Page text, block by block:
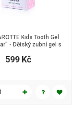
Kids Tooth Gel
- Dětský zubní gel s
599 Kč